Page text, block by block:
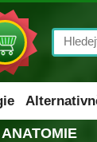
ANATOMIE